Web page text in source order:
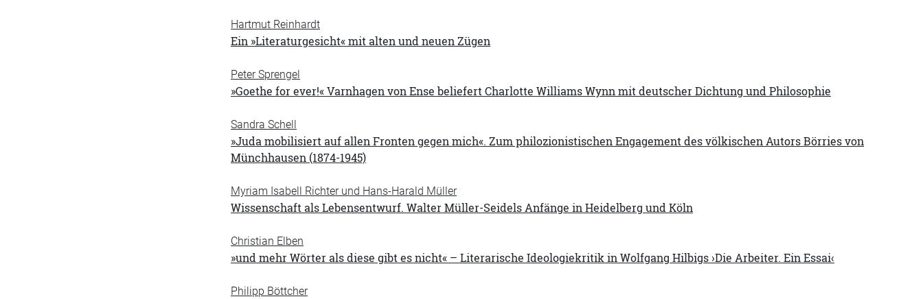
Hartmut Reinhardt
Ein »Literaturgesicht« mit alten und neuen Zügen
Peter Sprengel
»Goethe for ever!« Varnhagen von Ense beliefert Charlotte Williams Wynn mit deutscher Dichtung und Philosophie
Sandra Schell
»Juda mobilisiert auf allen Fronten gegen mich«. Zum philozionistischen Engagement des völkischen Autors Börries von
Münchhausen (1874-1945)
Myriam Isabell Richter und Hans-Harald Müller
Wissenschaft als Lebensentwurf. Walter Müller-Seidels Anfänge in Heidelberg und Köln
Christian Elben
»und mehr Wörter als diese gibt es nicht« – Literarische Ideologiekritik in Wolfgang Hilbigs ›Die Arbeiter. Ein Essai‹
Philipp Böttcher